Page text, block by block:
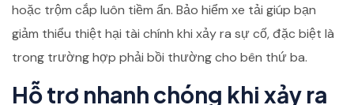
hoặc trộm cắp luôn tiềm ẩn. Bảo hiểm xe tải giúp bạn
giảm thiểu thiệt hại tài chính khi xảy ra sự cố, đặc biệt là
trong trường hợp phải bồi thường cho bên thứ ba.
Hỗ trợ nhanh chóng khi xảy ra